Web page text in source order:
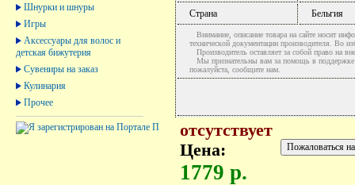
Шнурки и шнуры
Игры
Аксессуары для волос и
детская бижутерия
Сувениры на заказ
Кулинария
Прочее
Страна
Бельгия
Внимание, описание товара на сайте носит
технической документации производителя. Во
Производитель оставляет за собой право на
Мы признательны вам за помощь в поддержке
пожалуйста, сообщите нам.
отсутствует
Цена:
1779 р.